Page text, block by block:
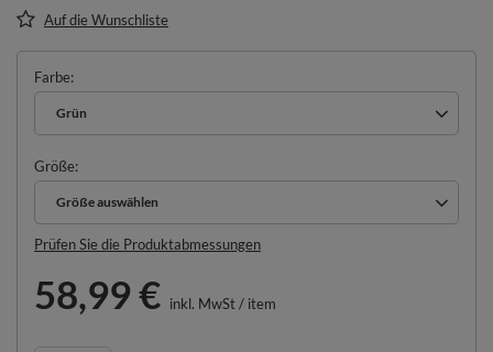
Auf die Wunschliste
Farbe
Grün
Größe
Größe auswählen
Größe auswählen
Prüfen Sie die Produktabmessungen
58,99 € inkl. MwSt/ item